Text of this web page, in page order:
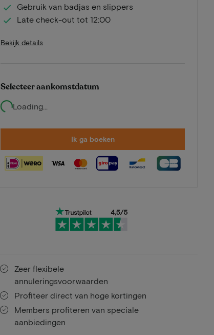
Gebruik van badjas en slippers
Late check-out tot 12:00
Bekijk details
Selecteer aankomstdatum
Loading...
Ik ga boeken
Zeer flexibele
annuleringsvoorwaarden
Profiteer direct van hoge kortingen
Members profiteren van speciale
aanbiedingen